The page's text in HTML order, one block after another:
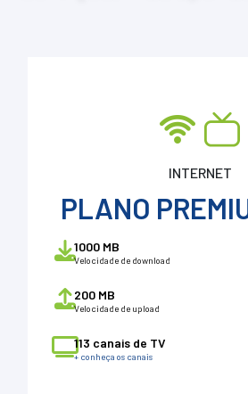
INTERNET
PLANO
1000 MB
Velocidade de download
200 MB
Velocidade de upload
113 canais de TV
+ conheça os canais